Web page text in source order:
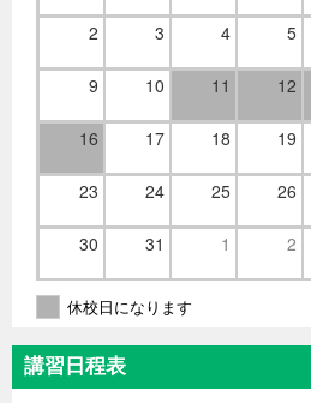
2 3 4 5
9 10 11 12
16 17 18 19
23 24 25 26
30 31 1 2
休校日になります
講習日程表